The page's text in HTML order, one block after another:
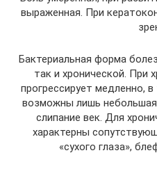
выраженная. При
Бактериальная форма
так и хронической. При
прогрессирует медленно,
возможны лишь небольшая
слипание век. Для
характерны
«сухого глаза»,